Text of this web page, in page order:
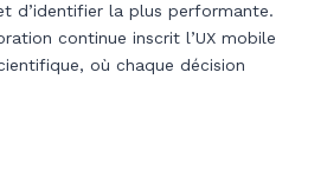
d’identifier la plus performante.
continue inscrit l’UX mobile
où chaque décision